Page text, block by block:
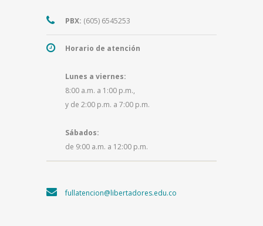
PBX: (605) 6545253
Horario de atención
Lunes a viernes:
8:00 a.m. a 1:00 p.m.,
y de 2:00 p.m. a 7:00 p.m.
Sábados:
de 9:00 a.m. a 12:00 p.m.
fullatencion@libertadores.edu.co